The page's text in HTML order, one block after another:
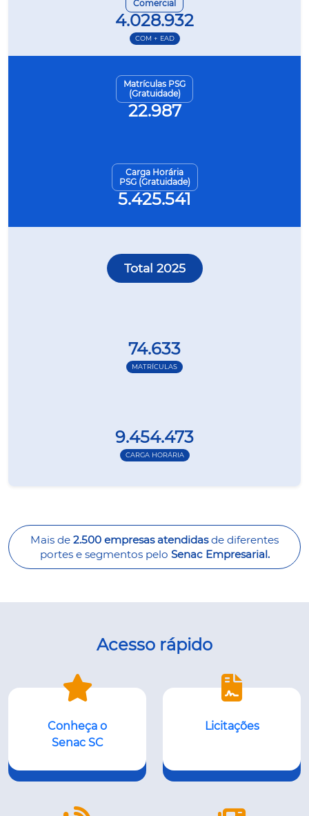
Comercial
4.028.932
COM + EAD
Matrículas PSG
(Gratuidade)
22.987
Carga Horária
PSG (Gratuidade)
5.425.541
Total 2025
74.633
MATRÍCULAS
9.454.473
CARGA HORÁRIA
Mais de 2.500 empresas atendidasde diferentes
portes e segmentos pelo Senac Empresarial.
Acesso rápido
Conheça o
Senac SC
Licitações